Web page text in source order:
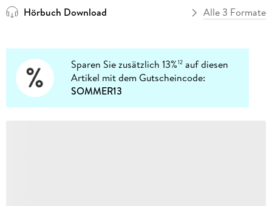
Hörbuch Download Alle 3 Formate
Sparen Sie zusätzlich 13%12 auf diesen
Artikel mit dem Gutscheincode:
SOMMER13